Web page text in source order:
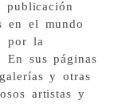
publicación
en el mundo
por la
En sus páginas
y otras
artistas y